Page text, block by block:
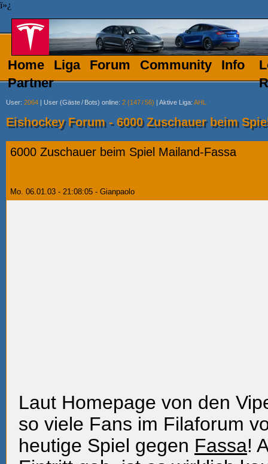
ï»¿
Home Liga Forum Community
Info
Partner
User: 2064 | User (Gäste/ Bots) online: 2 (147/56) | Aktive Liga: AHL
Eishockey Forum - 6000 Zuschauer beim
6000 Zuschauer beim Spiel Mailand-Fassa
Mo. 06.01.03 - 21:08:05 - Gianpaolo
Laut Homepage von den
so viele Fans im Filaforum
heutige Spiel gegen Fassa!